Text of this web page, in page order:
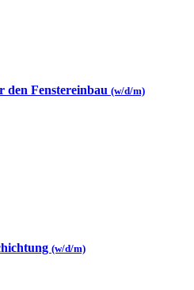
den Fenstereinbau (w/d/m)
(w/d/m)